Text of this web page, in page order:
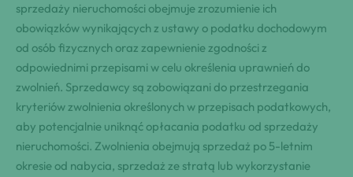
sprzedaży nieruchomości obejmuje zrozumienie ich
obowiązków wynikających z ustawy o podatku dochodowym
od osób fizycznych oraz zapewnienie zgodności z
odpowiednimi przepisami w celu określenia uprawnień do
zwolnień. Sprzedawcy są zobowiązani do przestrzegania
kryteriów zwolnienia określonych w przepisach podatkowych,
aby potencjalnie uniknąć opłacania podatku od sprzedaży
nieruchomości. Zwolnienia obejmują sprzedaż po 5-letnim
okresie od nabycia, sprzedaż ze stratą lub wykorzystanie